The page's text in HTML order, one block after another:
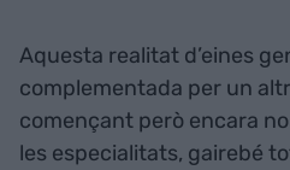
Aquesta realitat d’eines
complementada per un
començant però encara
les especialitats, gairebé